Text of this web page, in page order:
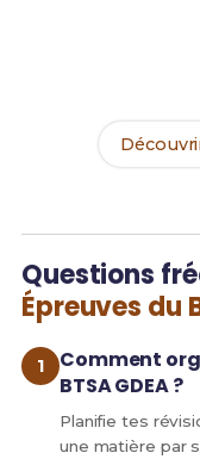
Questions
Épreuves du
Comment
BTSA GDEA ?
Planifie tes
une matière par